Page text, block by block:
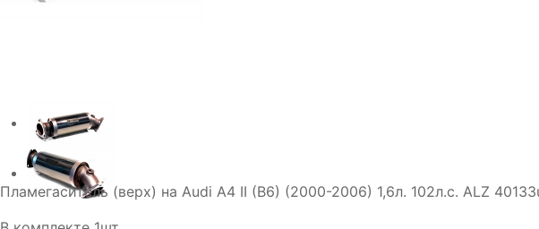
Пламегаситель (верх) на Audi A4 II (B6) (2000-2006) 1,6л. 102л.с. ALZ